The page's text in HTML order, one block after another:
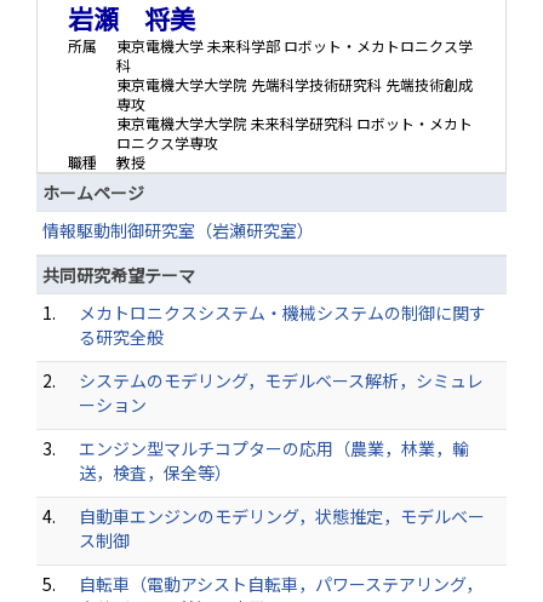
岩瀬 将美
所属
東京電機大学 未来科学部 ロボット・メカトロニクス学
科
東京電機大学大学院 先端科学技術研究科 先端技術創成
専攻
東京電機大学大学院 未来科学研究科 ロボット・メカト
ロニクス学専攻
職種
教授
ホームページ
情報駆動制御研究室（岩瀬研究室）
共同研究希望テーマ
1.
メカトロニクスシステム・機械システムの制御に関す
る研究全般
2.
システムのモデリング，モデルベース解析，シミュレ
ーション
3.
エンジン型マルチコプターの応用（農業，林業，輸
送，検査，保全等）
4.
自動車エンジンのモデリング，状態推定，モデルベー
ス制御
5.
自転車（電動アシスト自転車，パワーステアリング，